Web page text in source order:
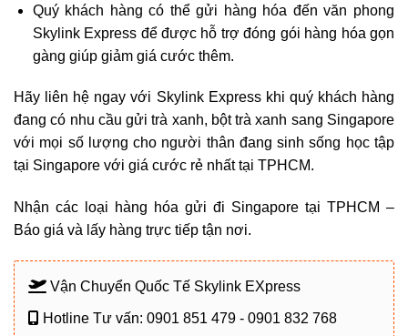
Quý khách hàng có thể gửi hàng hóa đến văn phong
Skylink Express để được hỗ trợ đóng gói hàng hóa gọn
gàng giúp giảm giá cước thêm.
Hãy liên hệ ngay với Skylink Express khi quý khách hàng
đang có nhu cầu gửi trà xanh, bột trà xanh sang Singapore
với mọi số lượng cho người thân đang sinh sống học tập
tại Singapore với giá cước rẻ nhất tại TPHCM.
Nhận các loại hàng hóa gửi đi Singapore tại TPHCM –
Báo giá và lấy hàng trực tiếp tận nơi.
Vận Chuyển Quốc Tế Skylink EXpress
Hotline Tư vấn: 0901 851 479 - 0901 832 768